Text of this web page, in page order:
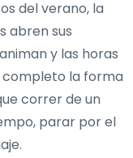
del verano, la
abren sus
y las horas
completo la forma
correr de un
parar por el